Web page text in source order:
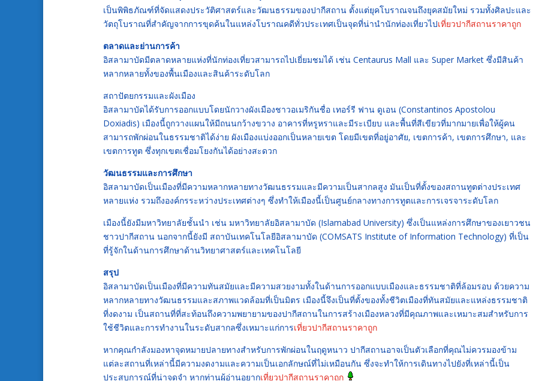
เป็นพิพิธภัณฑ์ที่จัดแสดงประวัติศาสตร์และวัฒนธรรมของปากีสถาน ตั้งแต่ยุคโบราณจนถึงยุคสมัยใหม่ รวมทั้งศิลปะและ
วัตถุโบราณที่สำคัญจากการขุดค้นในแหล่งโบราณคดีทั่วประเทศเป็นจุดที่น่านำนักท่องเที่ยวไปเที่ยวปากีสถานราคาถูก
ตลาดและย่านการค้า
อิสลามาบัดมีตลาดหลายแห่งที่นักท่องเที่ยวสามารถไปเยี่ยมชมได้ เช่น Centaurus Mall และ Super Market ซึ่งมีสินค้า
หลากหลายทั้งของพื้นเมืองและสินค้าระดับโลก
สถาปัตยกรรมและผังเมือง
อิสลามาบัดได้รับการออกแบบโดยนักวางผังเมืองชาวอเมริกันชื่อ เทอร์รี ฟาน ดูเอน (Constantinos Apostolou
Doxiadis) เมืองนี้ถูกวางแผนให้มีถนนกว้างขวาง อาคารที่หรูหราและมีระเบียบ และพื้นที่สีเขียวที่มากมายเพื่อให้ผู้คน
สามารถพักผ่อนในธรรมชาติได้ง่าย ผังเมืองแบ่งออกเป็นหลายเขต โดยมีเขตที่อยู่อาศัย, เขตการค้า, เขตการศึกษา, และ
เขตการทูต ซึ่งทุกเขตเชื่อมโยงกันได้อย่างสะดวก
วัฒนธรรมและการศึกษา
อิสลามาบัดเป็นเมืองที่มีความหลากหลายทางวัฒนธรรมและมีความเป็นสากลสูง มันเป็นที่ตั้งของสถานทูตต่างประเทศ
หลายแห่ง รวมถึงองค์กรระหว่างประเทศต่างๆ ซึ่งทำให้เมืองนี้เป็นศูนย์กลางทางการทูตและการเจรจาระดับโลก
เมืองนี้ยังมีมหาวิทยาลัยชั้นนำ เช่น มหาวิทยาลัยอิสลามาบัด (Islamabad University) ซึ่งเป็นแหล่งการศึกษาของเยาวชน
ชาวปากีสถาน นอกจากนี้ยังมี สถาบันเทคโนโลยีอิสลามาบัด (COMSATS Institute of Information Technology) ที่เป็น
ที่รู้จักในด้านการศึกษาด้านวิทยาศาสตร์และเทคโนโลยี
สรุป
อิสลามาบัดเป็นเมืองที่มีความทันสมัยและมีความสวยงามทั้งในด้านการออกแบบเมืองและธรรมชาติที่ล้อมรอบ ด้วยความ
หลากหลายทางวัฒนธรรมและสภาพแวดล้อมที่เป็นมิตร เมืองนี้จึงเป็นที่ตั้งของทั้งชีวิตเมืองที่ทันสมัยและแหล่งธรรมชาติ
ที่งดงาม เป็นสถานที่ที่สะท้อนถึงความพยายามของปากีสถานในการสร้างเมืองหลวงที่มีคุณภาพและเหมาะสมสำหรับการ
ใช้ชีวิตและการทำงานในระดับสากลซึ่งเหมาะแก่การเที่ยวปากีสถานราคาถูก
หากคุณกำลังมองหาจุดหมายปลายทางสำหรับการพักผ่อนในฤดูหนาว ปากีสถานอาจเป็นตัวเลือกที่คุณไม่ควรมองข้าม
แต่ละสถานที่เหล่านี้มีความงดงามและความเป็นเอกลักษณ์ที่ไม่เหมือนกัน ซึ่งจะทำให้การเดินทางไปยังที่เหล่านี้เป็น
ประสบการณ์ที่น่าจดจำ หากท่านผู้อ่านอยากเที่ยวปากีสถานราคาถูก